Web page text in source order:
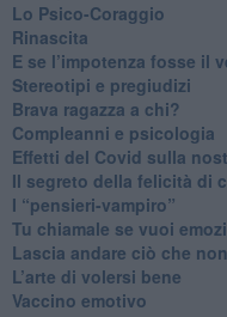
​Lo Psico-Coraggio
Rinascita
​E se l’impotenza fosse il
Stereotipi e pregiudizi
​Brava ragazza a chi?
​Compleanni e psicologia
Effetti del Covid sulla
Il segreto della felicità di
​I “pensieri-vampiro”
​Tu chiamale se vuoi
​Lascia andare ciò che
L’arte di volersi bene
​Vaccino emotivo